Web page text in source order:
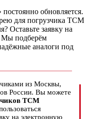
обновляется.
для погрузчика ТСМ
Оставьте заявку на
Мы подберём
аналоги под
из Москвы,
России. Вы можете
ТСМ
на электронную